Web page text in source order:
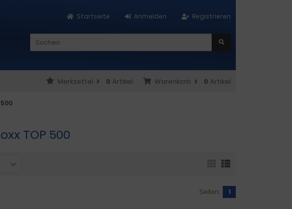
Registrieren
Anmelden
Startseite
Warenkorb 0 Artikel
Merkzettel 0 Artikel
TOP 500
Seiten: 1